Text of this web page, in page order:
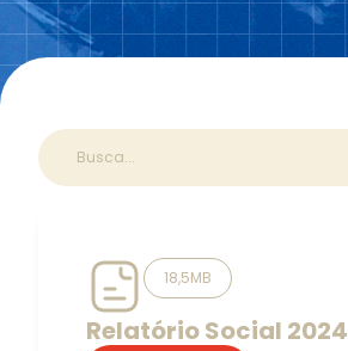
18,5MB
Relatório Social 2024